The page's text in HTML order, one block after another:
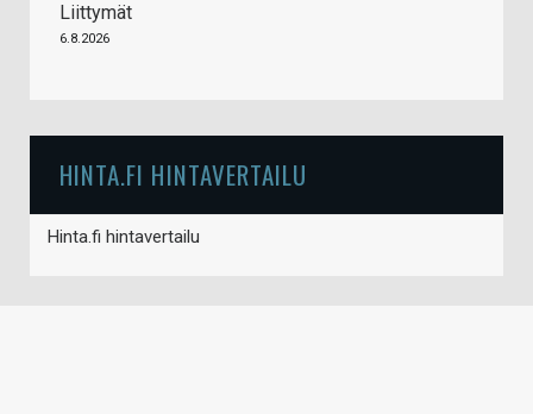
Liittymät
6.8.2026
HINTA.FI HINTAVERTAILU
Hinta.fi hintavertailu